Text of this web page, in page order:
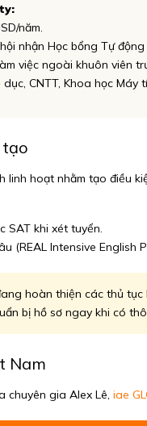
năm.
nhận Học bổng Tự
việc ngoài khuôn viên
CNTT, Khoa học Máy
hoạt nhằm tạo điều
SAT khi xét tuyển.
(REAL Intensive English
hoàn thiện các thủ tục
bị hồ sơ ngay khi có
Nam
chuyên gia Alex Lê, iae